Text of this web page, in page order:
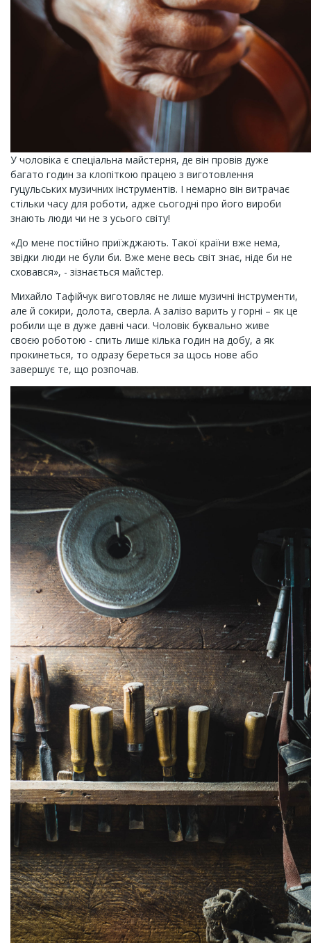
У чоловіка є спеціальна майстерня, де він провів дуже
багато годин за клопіткою працею з виготовлення
гуцульських музичних інструментів. І немарно він витрачає
стільки часу для роботи, адже сьогодні про його вироби
знають люди чи не з усього світу!
«До мене постійно приїжджають. Такої країни вже нема,
звідки люди не були би. Вже мене весь світ знає, ніде би не
сховався», - зізнається майстер.
Михайло Тафійчук виготовляє не лише музичні інструменти,
але й сокири, долота, сверла. А залізо варить у горні – як це
робили ще в дуже давні часи. Чоловік буквально живе
своєю роботою - спить лише кілька годин на добу, а як
прокинеться, то одразу береться за щось нове або
завершує те, що розпочав.